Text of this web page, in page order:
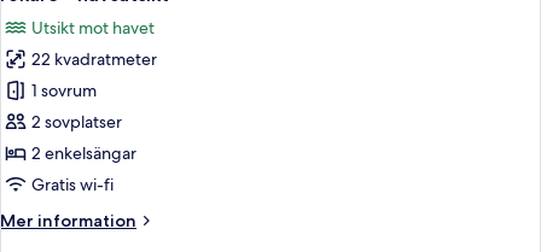
för
Standard
dubbelrum
eller
tvåbäddsrum
-
sovrum
Utsikt mot havet
22 kvadratmeter
1 sovrum
2 sovplatser
2 enkelsängar
Gratis wi-fi
Mer information
Mer